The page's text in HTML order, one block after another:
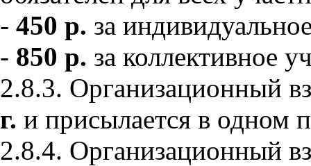
- 450 р. за
- 850 р. за коллективное
2.8.3. Организационный
г. и присылается в одном
2.8.4. Организационный